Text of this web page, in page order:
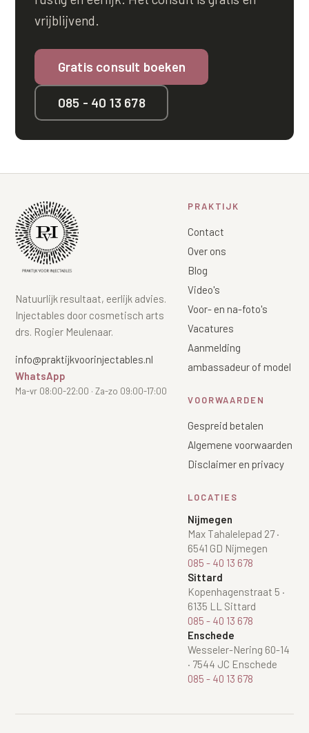
vrijblijvend.
Gratis consult boeken
085 - 40 13 678
Natuurlijk resultaat, eerlijk advies.
Injectables door cosmetisch arts
drs. Rogier Meulenaar.
info@praktijkvoorinjectables.nl
WhatsApp
Ma-vr 08:00-22:00 · Za-zo 09:00-17:00
PRAKTIJK
Contact
Over ons
Blog
Video's
Voor- en na-foto's
Vacatures
Aanmelding
ambassadeur of model
VOORWAARDEN
Gespreid betalen
Algemene voorwaarden
Disclaimer en privacy
LOCATIES
Nijmegen
Max Tahalelepad 27·
6541 GD Nijmegen
085 - 40 13 678
Sittard
Kopenhagenstraat 5 ·
6135 LL Sittard
085 - 40 13 678
Enschede
Wesseler-Nering 60-14
· 7544 JC Enschede
085 - 40 13 678